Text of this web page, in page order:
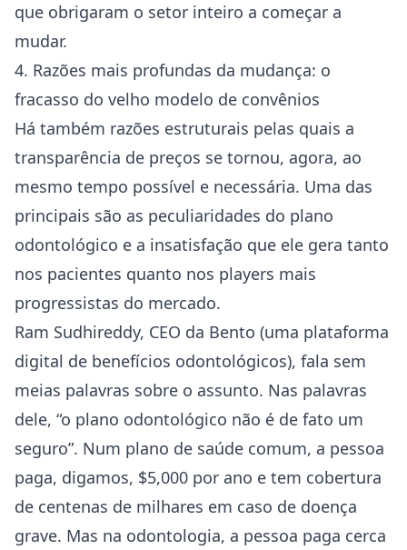
que obrigaram o setor inteiro a começar a
mudar.
4. Razões mais profundas da mudança: o
fracasso do velho modelo de convênios
Há também razões estruturais pelas quais a
transparência de preços se tornou, agora, ao
mesmo tempo possível e necessária. Uma das
principais são as peculiaridades do plano
odontológico e a insatisfação que ele gera tanto
nos pacientes quanto nos players mais
progressistas do mercado.
Ram Sudhireddy, CEO da Bento (uma plataforma
digital de benefícios odontológicos), fala sem
meias palavras sobre o assunto. Nas palavras
dele, “o plano odontológico não é de fato um
seguro”. Num plano de saúde comum, a pessoa
paga, digamos, $5,000 por ano e tem cobertura
de centenas de milhares em caso de doença
grave. Mas na odontologia, a pessoa paga cerca